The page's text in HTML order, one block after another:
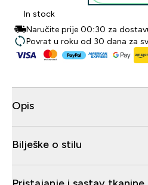
In stock
Naručite prije 00:30 za
Povrat u roku od 30 dana za
Opis
Bilješke o stilu